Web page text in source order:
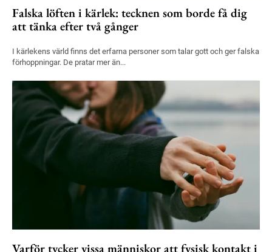
Falska löften i kärlek: tecknen som borde få dig
att tänka efter två gånger
I kärlekens värld finns det erfarna personer som talar gott och ger falska
förhoppningar. De pratar mer än...
Varför tycker vissa människor att fysisk kontakt i